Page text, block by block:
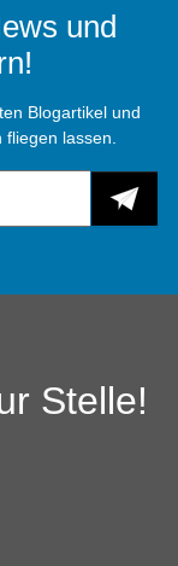
und
Blogartikel und
lassen.
Stelle!